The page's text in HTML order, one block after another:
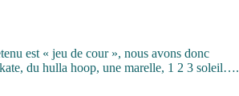
est « jeu de cour », nous avons donc
du hulla hoop, une marelle, 1 2 3 soleil….